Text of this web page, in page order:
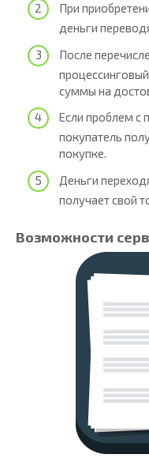
При
деньги
После
суммы на
Если проблем с
покупатель
покупке.
Деньги
получает свой
Возможности